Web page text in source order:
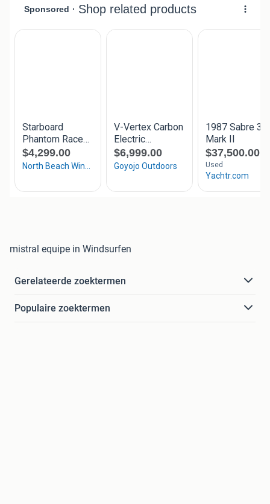
mistral equipe in Windsurfen
Gerelateerde zoektermen
Populaire zoektermen